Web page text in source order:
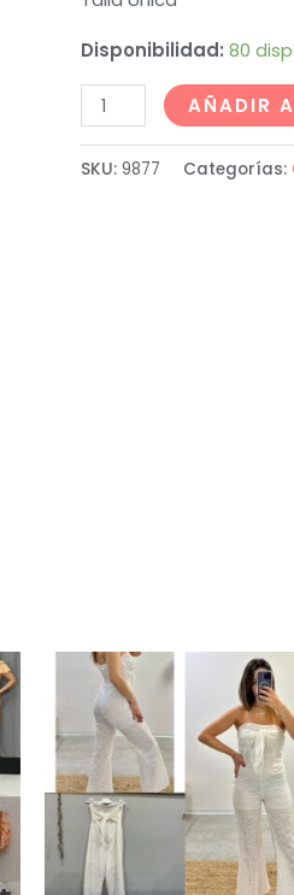
Disponibilidad: 80
AÑADIR
SKU: 9877 Categorías: